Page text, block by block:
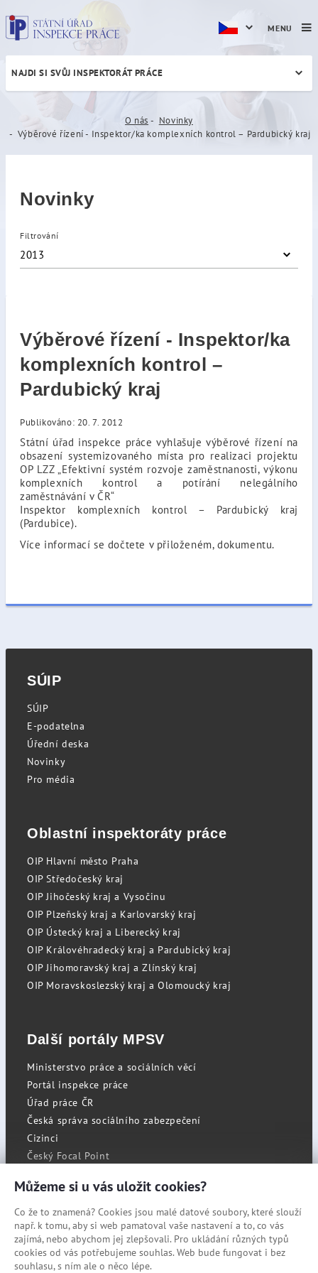
Výběrové řízení -
NAJDI SI SVŮJ INSPEKTORÁT PRÁCE
O nás
Novinky
Výběrové řízení - Inspektor/ka komplexních kontrol – Pardubický kraj
Novinky
Filtrování
2013
Výběrové řízení - Inspektor/ka
komplexních kontrol –
Pardubický kraj
Publikováno: 20. 7. 2012
Státní úřad inspekce práce vyhlašuje výběrové řízení na
obsazení systemizovaného místa pro realizaci projektu
OP LZZ „Efektivní systém rozvoje zaměstnanosti, výkonu
komplexních kontrol a potírání nelegálního
zaměstnávání v ČR“
Inspektor komplexních kontrol – Pardubický kraj
(Pardubice).
Více informací se dočtete v přiloženém, dokumentu.
MENU
SÚIP
SÚIP
E-podatelna
Úřední deska
Novinky
Pro média
Oblastní inspektoráty práce
OIP Hlavní město Praha
OIP Středočeský kraj
OIP Jihočeský kraj a Vysočinu
OIP Plzeňský kraj a Karlovarský kraj
OIP Ústecký kraj a Liberecký kraj
OIP Královéhradecký kraj a Pardubický kraj
OIP Jihomoravský kraj a Zlínský kraj
OIP Moravskoslezský kraj a Olomoucký kraj
Další portály MPSV
Ministerstvo práce a sociálních věcí
Portál inspekce práce
Úřad práce ČR
Česká správa sociálního zabezpečení
Cizinci
Český Focal Point
RSS
Cookies
Prohlášení o přístupnosti
Můžeme si u vás uložit cookies?
Co že to znamená? Cookies jsou malé datové soubory, které slouží
např. k tomu, aby si web pamatoval vaše nastavení a to, co vás
zajímá, nebo abychom jej zlepšovali. Pro ukládání různých typů
cookies od vás potřebujeme souhlas. Web bude fungovat i bez
souhlasu, s ním ale o něco lépe.